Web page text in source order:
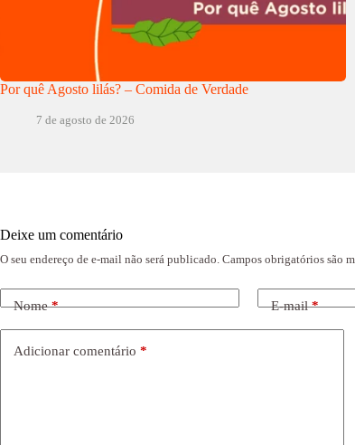
Por quê Agosto lilás? – Comida de Verdade
7 de agosto de 2026
Deixe um comentário
O seu endereço de e-mail não será publicado. Campos obrigatórios são
Nome* E-mail*
Adicionar comentário *